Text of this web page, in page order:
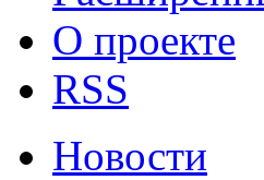
О проекте
RSS
Новости